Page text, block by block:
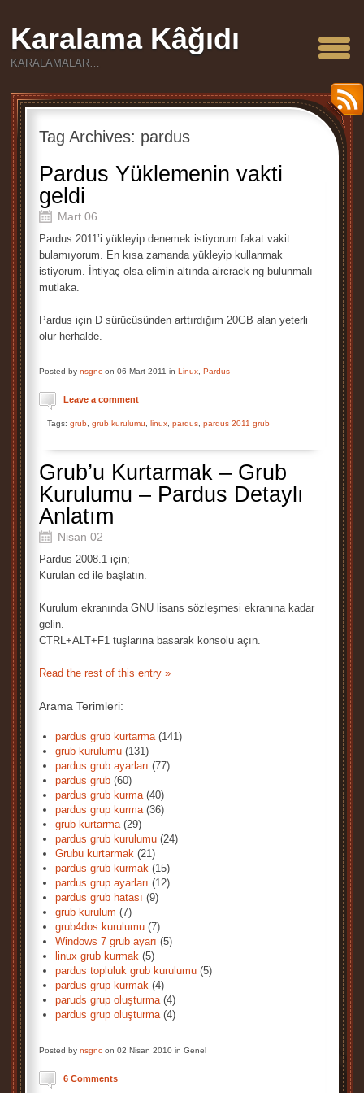
Karalama Kâğıdı
KARALAMALAR…
Tag Archives: pardus
Pardus Yüklemenin vakti
geldi
Mart 06
Pardus 2011’i yükleyip denemek istiyorum fakat vakit
bulamıyorum. En kısa zamanda yükleyip kullanmak
istiyorum. İhtiyaç olsa elimin altında aircrack-ng bulunmalı
mutlaka.
Pardus için D sürücüsünden arttırdığım 20GB alan yeterli
olur herhalde.
Posted by nsgnc on 06 Mart 2011 in Linux Pardus
Leave a comment
Tags: grub grub kurulumu linux pardus pardus 2011 grub
Grub’u Kurtarmak – Grub
Kurulumu – Pardus Detaylı
Anlatım
Nisan 02
Pardus 2008.1 için;
Kurulan cd ile başlatın.
Kurulum ekranında GNU lisans sözleşmesi ekranına kadar
gelin.
CTRL+ALT+F1 tuşlarına basarak konsolu açın.
Read the rest of this entry »
Arama Terimleri:
pardus grub kurtarma(141)
grub kurulumu (131)
pardus grub ayarları (77)
pardus grub (60)
pardus grub kurma(40)
pardus grup kurma(36)
grub kurtarma(29)
pardus grub kurulumu (24)
Grubu kurtarmak (21)
pardus grub kurmak (15)
pardus grup ayarları (12)
pardus grub hatası (9)
grub kurulum (7)
grub4dos kurulumu (7)
Windows 7 grub ayarı (5)
linux grub kurmak (5)
pardus topluluk grub kurulumu (5)
pardus grup kurmak (4)
paruds grup oluşturma(4)
pardus grup oluşturma(4)
Posted by nsgnc on 02 Nisan 2010 in Genel
6 Comments